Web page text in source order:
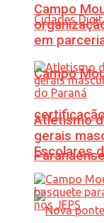
Campo
Campo
em
Atletismo
gerais
Escolares